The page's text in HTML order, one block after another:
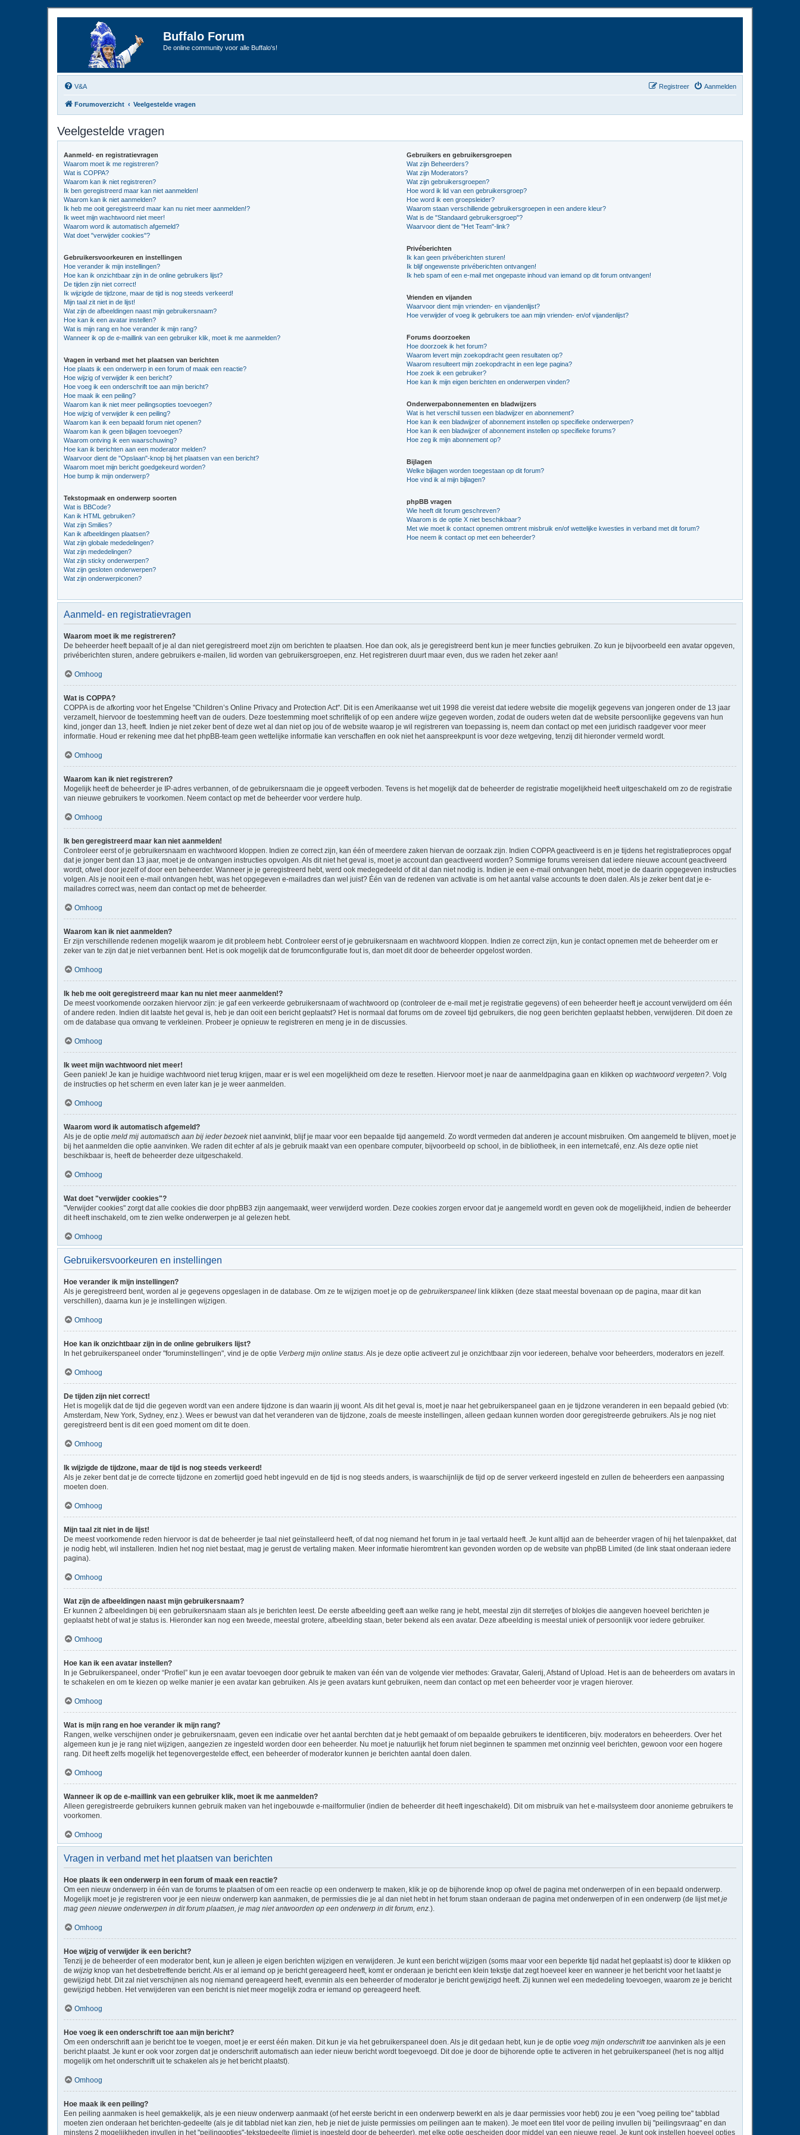
Buffalo Forum
De online community voor alle Buffalo's!
V&A Aanmelden
Registreer
Forumoverzicht Veelgestelde vragen
Veelgestelde vragen
Aanmeld- en registratievragen
Waarom moet ik me registreren?
Wat is COPPA?
Waarom kan ik niet registreren?
Ik ben geregistreerd maar kan niet aanmelden!
Waarom kan ik niet aanmelden?
Ik heb me ooit geregistreerd maar kan nu niet meer aanmelden!?
Ik weet mijn wachtwoord niet meer!
Waarom word ik automatisch afgemeld?
Wat doet "verwijder cookies"?
Gebruikersvoorkeuren en instellingen
Hoe verander ik mijn instellingen?
Hoe kan ik onzichtbaar zijn in de online gebruikers lijst?
De tijden zijn niet correct!
Ik wijzigde de tijdzone, maar de tijd is nog steeds verkeerd!
Mijn taal zit niet in de lijst!
Wat zijn de afbeeldingen naast mijn gebruikersnaam?
Hoe kan ik een avatar instellen?
Wat is mijn rang en hoe verander ik mijn rang?
Wanneer ik op de e-maillink van een gebruiker klik, moet ik me aanmelden?
Vragen in verband met het plaatsen van berichten
Hoe plaats ik een onderwerp in een forum of maak een reactie?
Hoe wijzig of verwijder ik een bericht?
Hoe voeg ik een onderschrift toe aan mijn bericht?
Hoe maak ik een peiling?
Waarom kan ik niet meer peilingsopties toevoegen?
Hoe wijzig of verwijder ik een peiling?
Waarom kan ik een bepaald forum niet openen?
Waarom kan ik geen bijlagen toevoegen?
Waarom ontving ik een waarschuwing?
Hoe kan ik berichten aan een moderator melden?
Waarvoor dient de "Opslaan"-knop bij het plaatsen van een bericht?
Waarom moet mijn bericht goedgekeurd worden?
Hoe bump ik mijn onderwerp?
Tekstopmaak en onderwerp soorten
Wat is BBCode?
Kan ik HTML gebruiken?
Wat zijn Smilies?
Kan ik afbeeldingen plaatsen?
Wat zijn globale mededelingen?
Wat zijn mededelingen?
Wat zijn sticky onderwerpen?
Wat zijn gesloten onderwerpen?
Wat zijn onderwerpiconen?
Gebruikers en gebruikersgroepen
Wat zijn Beheerders?
Wat zijn Moderators?
Wat zijn gebruikersgroepen?
Hoe word ik lid van een gebruikersgroep?
Hoe word ik een groepsleider?
Waarom staan verschillende gebruikersgroepen in een andere kleur?
Wat is de "Standaard gebruikersgroep"?
Waarvoor dient de "Het Team"-link?
Privéberichten
Ik kan geen privéberichten sturen!
Ik blijf ongewenste privéberichten ontvangen!
Ik heb spam of een e-mail met ongepaste inhoud van iemand op dit forum ontvangen!
Vrienden en vijanden
Waarvoor dient mijn vrienden- en vijandenlijst?
Hoe verwijder of voeg ik gebruikers toe aan mijn vrienden- en/of vijandenlijst?
Forums doorzoeken
Hoe doorzoek ik het forum?
Waarom levert mijn zoekopdracht geen resultaten op?
Waarom resulteert mijn zoekopdracht in een lege pagina?
Hoe zoek ik een gebruiker?
Hoe kan ik mijn eigen berichten en onderwerpen vinden?
Onderwerpabonnementen en bladwijzers
Wat is het verschil tussen een bladwijzer en abonnement?
Hoe kan ik een bladwijzer of abonnement instellen op specifieke onderwerpen?
Hoe kan ik een bladwijzer of abonnement instellen op specifieke forums?
Hoe zeg ik mijn abonnement op?
Bijlagen
Welke bijlagen worden toegestaan op dit forum?
Hoe vind ik al mijn bijlagen?
phpBB vragen
Wie heeft dit forum geschreven?
Waarom is de optie X niet beschikbaar?
Met wie moet ik contact opnemen omtrent misbruik en/of wettelijke kwesties in verband met dit forum?
Hoe neem ik contact op met een beheerder?
Aanmeld- en registratievragen
Waarom moet ik me registreren?
De beheerder heeft bepaalt of je al dan niet geregistreerd moet zijn om berichten te plaatsen. Hoe dan ook, als je geregistreerd bent kun je meer functies gebruiken. Zo kun je bijvoorbeeld een avatar opgeven,
privéberichten sturen, andere gebruikers e-mailen, lid worden van gebruikersgroepen, enz. Het registreren duurt maar even, dus we raden het zeker aan!
Omhoog
Wat is COPPA?
COPPA is de afkorting voor het Engelse "Children’s Online Privacy and Protection Act". Dit is een Amerikaanse wet uit 1998 die vereist dat iedere website die mogelijk gegevens van jongeren onder de 13 jaar
verzamelt, hiervoor de toestemming heeft van de ouders. Deze toestemming moet schriftelijk of op een andere wijze gegeven worden, zodat de ouders weten dat de website persoonlijke gegevens van hun
kind, jonger dan 13, heeft. Indien je niet zeker bent of deze wet al dan niet op jou of de website waarop je wil registreren van toepassing is, neem dan contact op met een juridisch raadgever voor meer
informatie. Houd er rekening mee dat het phpBB-team geen wettelijke informatie kan verschaffen en ook niet het aanspreekpunt is voor deze wetgeving, tenzij dit hieronder vermeld wordt.
Omhoog
Waarom kan ik niet registreren?
Mogelijk heeft de beheerder je IP-adres verbannen, of de gebruikersnaam die je opgeeft verboden. Tevens is het mogelijk dat de beheerder de registratie mogelijkheid heeft uitgeschakeld om zo de registratie
van nieuwe gebruikers te voorkomen. Neem contact op met de beheerder voor verdere hulp.
Omhoog
Ik ben geregistreerd maar kan niet aanmelden!
Controleer eerst of je gebruikersnaam en wachtwoord kloppen. Indien ze correct zijn, kan één of meerdere zaken hiervan de oorzaak zijn. Indien COPPA geactiveerd is en je tijdens het registratieproces opgaf
dat je jonger bent dan 13 jaar, moet je de ontvangen instructies opvolgen. Als dit niet het geval is, moet je account dan geactiveerd worden? Sommige forums vereisen dat iedere nieuwe account geactiveerd
wordt, ofwel door jezelf of door een beheerder. Wanneer je je geregistreerd hebt, werd ook medegedeeld of dit al dan niet nodig is. Indien je een e-mail ontvangen hebt, moet je de daarin opgegeven instructies
volgen. Als je nooit een e-mail ontvangen hebt, was het opgegeven e-mailadres dan wel juist? Één van de redenen van activatie is om het aantal valse accounts te doen dalen. Als je zeker bent dat je e-
mailadres correct was, neem dan contact op met de beheerder.
Omhoog
Waarom kan ik niet aanmelden?
Er zijn verschillende redenen mogelijk waarom je dit probleem hebt. Controleer eerst of je gebruikersnaam en wachtwoord kloppen. Indien ze correct zijn, kun je contact opnemen met de beheerder om er
zeker van te zijn dat je niet verbannen bent. Het is ook mogelijk dat de forumconfiguratie fout is, dan moet dit door de beheerder opgelost worden.
Omhoog
Ik heb me ooit geregistreerd maar kan nu niet meer aanmelden!?
De meest voorkomende oorzaken hiervoor zijn: je gaf een verkeerde gebruikersnaam of wachtwoord op (controleer de e-mail met je registratie gegevens) of een beheerder heeft je account verwijderd om één
of andere reden. Indien dit laatste het geval is, heb je dan ooit een bericht geplaatst? Het is normaal dat forums om de zoveel tijd gebruikers, die nog geen berichten geplaatst hebben, verwijderen. Dit doen ze
om de database qua omvang te verkleinen. Probeer je opnieuw te registreren en meng je in de discussies.
Omhoog
Ik weet mijn wachtwoord niet meer!
Geen paniek! Je kan je huidige wachtwoord niet terug krijgen, maar er is wel een mogelijkheid om deze te resetten. Hiervoor moet je naar de aanmeldpagina gaan en klikken op wachtwoord vergeten?. Volg
de instructies op het scherm en even later kan je je weer aanmelden.
Omhoog
Waarom word ik automatisch afgemeld?
Als je de optie meld mij automatisch aan bij ieder bezoekniet aanvinkt, blijf je maar voor een bepaalde tijd aangemeld. Zo wordt vermeden dat anderen je account misbruiken. Om aangemeld te blijven, moet je
bij het aanmelden die optie aanvinken. We raden dit echter af als je gebruik maakt van een openbare computer, bijvoorbeeld op school, in de bibliotheek, in een internetcafé, enz. Als deze optie niet
beschikbaar is, heeft de beheerder deze uitgeschakeld.
Omhoog
Wat doet "verwijder cookies"?
"Verwijder cookies" zorgt dat alle cookies die door phpBB3 zijn aangemaakt, weer verwijderd worden. Deze cookies zorgen ervoor dat je aangemeld wordt en geven ook de mogelijkheid, indien de beheerder
dit heeft inschakeld, om te zien welke onderwerpen je al gelezen hebt.
Omhoog
Gebruikersvoorkeuren en instellingen
Hoe verander ik mijn instellingen?
Als je geregistreerd bent, worden al je gegevens opgeslagen in de database. Om ze te wijzigen moet je op de gebruikerspaneel link klikken (deze staat meestal bovenaan op de pagina, maar dit kan
verschillen), daarna kun je je instellingen wijzigen.
Omhoog
Hoe kan ik onzichtbaar zijn in de online gebruikers lijst?
In het gebruikerspaneel onder "foruminstellingen", vind je de optie Verberg mijn online status. Als je deze optie activeert zul je onzichtbaar zijn voor iedereen, behalve voor beheerders, moderators en jezelf.
Omhoog
De tijden zijn niet correct!
Het is mogelijk dat de tijd die gegeven wordt van een andere tijdzone is dan waarin jij woont. Als dit het geval is, moet je naar het gebruikerspaneel gaan en je tijdzone veranderen in een bepaald gebied (vb:
Amsterdam, New York, Sydney, enz.). Wees er bewust van dat het veranderen van de tijdzone, zoals de meeste instellingen, alleen gedaan kunnen worden door geregistreerde gebruikers. Als je nog niet
geregistreerd bent is dit een goed moment om dit te doen.
Omhoog
Ik wijzigde de tijdzone, maar de tijd is nog steeds verkeerd!
Als je zeker bent dat je de correcte tijdzone en zomertijd goed hebt ingevuld en de tijd is nog steeds anders, is waarschijnlijk de tijd op de server verkeerd ingesteld en zullen de beheerders een aanpassing
moeten doen.
Omhoog
Mijn taal zit niet in de lijst!
De meest voorkomende reden hiervoor is dat de beheerder je taal niet geïnstalleerd heeft, of dat nog niemand het forum in je taal vertaald heeft. Je kunt altijd aan de beheerder vragen of hij het talenpakket, dat
je nodig hebt, wil installeren. Indien het nog niet bestaat, mag je gerust de vertaling maken. Meer informatie hieromtrent kan gevonden worden op de website van phpBB Limited (de link staat onderaan iedere
pagina).
Omhoog
Wat zijn de afbeeldingen naast mijn gebruikersnaam?
Er kunnen 2 afbeeldingen bij een gebruikersnaam staan als je berichten leest. De eerste afbeelding geeft aan welke rang je hebt, meestal zijn dit sterretjes of blokjes die aangeven hoeveel berichten je
geplaatst hebt of wat je status is. Hieronder kan nog een tweede, meestal grotere, afbeelding staan, beter bekend als een avatar. Deze afbeelding is meestal uniek of persoonlijk voor iedere gebruiker.
Omhoog
Hoe kan ik een avatar instellen?
In je Gebruikerspaneel, onder “Profiel” kun je een avatar toevoegen door gebruik te maken van één van de volgende vier methodes: Gravatar, Galerij, Afstand of Upload. Het is aan de beheerders om avatars in
te schakelen en om te kiezen op welke manier je een avatar kan gebruiken. Als je geen avatars kunt gebruiken, neem dan contact op met een beheerder voor je vragen hierover.
Omhoog
Wat is mijn rang en hoe verander ik mijn rang?
Rangen, welke verschijnen onder je gebruikersnaam, geven een indicatie over het aantal berchten dat je hebt gemaakt of om bepaalde gebruikers te identificeren, bijv. moderators en beheerders. Over het
algemeen kun je je rang niet wijzigen, aangezien ze ingesteld worden door een beheerder. Nu moet je natuurlijk het forum niet beginnen te spammen met onzinnig veel berichten, gewoon voor een hogere
rang. Dit heeft zelfs mogelijk het tegenovergestelde effect, een beheerder of moderator kunnen je berichten aantal doen dalen.
Omhoog
Wanneer ik op de e-maillink van een gebruiker klik, moet ik me aanmelden?
Alleen geregistreerde gebruikers kunnen gebruik maken van het ingebouwde e-mailformulier (indien de beheerder dit heeft ingeschakeld). Dit om misbruik van het e-mailsysteem door anonieme gebruikers te
voorkomen.
Omhoog
Vragen in verband met het plaatsen van berichten
Hoe plaats ik een onderwerp in een forum of maak een reactie?
Om een nieuw onderwerp in één van de forums te plaatsen of om een reactie op een onderwerp te maken, klik je op de bijhorende knop op ofwel de pagina met onderwerpen of in een bepaald onderwerp.
Mogelijk moet je je registreren voor je een nieuw onderwerp kan aanmaken, de permissies die je al dan niet hebt in het forum staan onderaan de pagina met onderwerpen of in een onderwerp (de lijst metje
mag geen nieuwe onderwerpen in dit forum plaatsen, je mag niet antwoorden op een onderwerp in dit forum, enz.).
Omhoog
Hoe wijzig of verwijder ik een bericht?
Tenzij je de beheerder of een moderator bent, kun je alleen je eigen berichten wijzigen en verwijderen. Je kunt een bericht wijzigen (soms maar voor een beperkte tijd nadat het geplaatst is) door te klikken op
de wijzig knop van het desbetreffende bericht. Als er al iemand op je bericht gereageerd heeft, komt er onderaan je bericht een klein tekstje dat zegt hoeveel keer en wanneer je het bericht voor het laatst je
gewijzigd hebt. Dit zal niet verschijnen als nog niemand gereageerd heeft, evenmin als een beheerder of moderator je bericht gewijzigd heeft. Zij kunnen wel een mededeling toevoegen, waarom ze je bericht
gewijzigd hebben. Het verwijderen van een bericht is niet meer mogelijk zodra er iemand op gereageerd heeft.
Omhoog
Hoe voeg ik een onderschrift toe aan mijn bericht?
Om een onderschrift aan je bericht toe te voegen, moet je er eerst één maken. Dit kun je via het gebruikerspaneel doen. Als je dit gedaan hebt, kun je de optie voeg mijn onderschrift toe aanvinken als je een
bericht plaatst. Je kunt er ook voor zorgen dat je onderschrift automatisch aan ieder nieuw bericht wordt toegevoegd. Dit doe je door de bijhorende optie te activeren in het gebruikerspaneel (het is nog altijd
mogelijk om het onderschrift uit te schakelen als je het bericht plaatst).
Omhoog
Hoe maak ik een peiling?
Een peiling aanmaken is heel gemakkelijk, als je een nieuw onderwerp aanmaakt (of het eerste bericht in een onderwerp bewerkt en als je daar permissies voor hebt) zou je een "voeg peiling toe" tabblad
moeten zien onderaan het berichten-gedeelte (als je dit tabblad niet kan zien, heb je niet de juiste permissies om peilingen aan te maken). Je moet een titel voor de peiling invullen bij "peilingsvraag" en dan
minstens 2 mogelijkheden invullen in het "peilingopties"-tekstgedeelte (limiet is ingesteld door de beheerder), met elke optie gescheiden door middel van een nieuwe regel. Je kunt ook instellen hoeveel opties